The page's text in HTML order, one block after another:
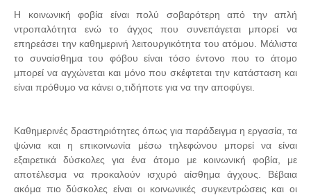
Η κοινωνική φοβία είναι πολύ σοβαρότερη από την απλή
ντροπαλότητα ενώ το άγχος που συνεπάγεται μπορεί να
επηρεάσει την καθημερινή λειτουργικότητα του ατόμου. Μάλιστα
το συναίσθημα του φόβου είναι τόσο έντονο που το άτομο
μπορεί να αγχώνεται και μόνο που σκέφτεται την κατάσταση και
είναι πρόθυμο να κάνει ο,τιδήποτε για να την αποφύγει.
Καθημερινές δραστηριότητες όπως για παράδειγμα η εργασία, τα
ψώνια και η επικοινωνία μέσω τηλεφώνου μπορεί να είναι
εξαιρετικά δύσκολες για ένα άτομο με κοινωνική φοβία, με
αποτέλεσμα να προκαλούν ισχυρό αίσθημα άγχους. Βέβαια
ακόμα πιο δύσκολες είναι οι κοινωνικές συγκεντρώσεις και οι